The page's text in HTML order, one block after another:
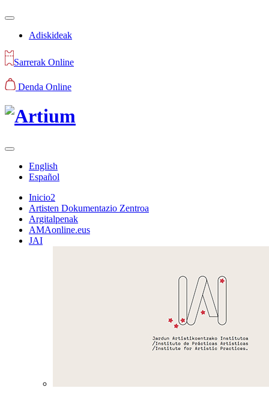
Adiskideak
Sarrerak Online
Denda Online
English
Español
Inicio2
Artisten Dokumentazio Zentroa
Argitalpenak
AMAonline.eus
JAI